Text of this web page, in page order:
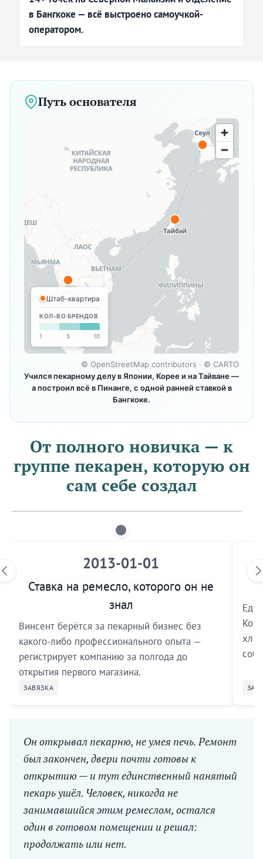
в Бангкоке — всё выстроено самоучкой-
оператором.
Путь основателя
Штаб-квартира
КОЛ-ВО БРЕНДОВ
1 5 10
© OpenStreetMap contributors · © CARTO
Учился пекарному делу в Японии, Корее и на Тайване —
а построил всё в Пинанге, с одной ранней ставкой в
Бангкоке.
От полного новичка — к
группе пекарен, которую он
сам себе создал
2013-01-01
Ставка на ремесло, которого он не
знал
Винсент берётся за пекарный бизнес без
какого-либо профессионального опыта —
регистрирует компанию за полгода до
открытия первого магазина.
ЗАВЯЗКА
Он открывал пекарню, не умея печь. Ремонт
был закончен, двери почти готовы к
открытию — и тут единственный нанятый
пекарь ушёл. Человек, никогда не
занимавшийся этим ремеслом, остался
один в готовом помещении и решал:
продолжать или нет.